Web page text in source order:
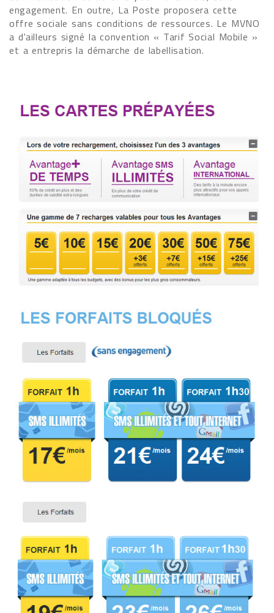
engagement. En outre, La Poste proposera cette
offre sociale sans conditions de ressources. Le MVNO
a d'ailleurs signé la convention « Tarif Social Mobile »
et a entrepris la démarche de labellisation.